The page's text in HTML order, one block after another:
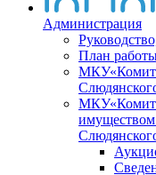
Администрация
План